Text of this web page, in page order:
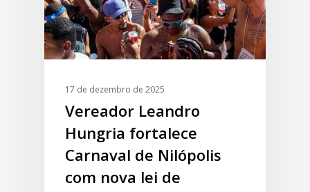
17 de dezembro de 2025
Vereador Leandro
Hungria fortalece
Carnaval de Nilópolis
com nova lei de